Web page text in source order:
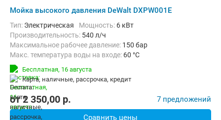
Мойка высокого давления DeWalt DXPW001E
Тип: Электрическая Мощность: 6 кВт
Производительность: 540 л/ч
Максимальное рабочее давление: 150 бар
Макс. температура воды на входе: 60 °C
Длина шланга высокого давления :
Бесплатная, 16 августа
карта, наличные, рассрочка, кредит
от2 350,00 p. 7 предложений
Сравнить цены